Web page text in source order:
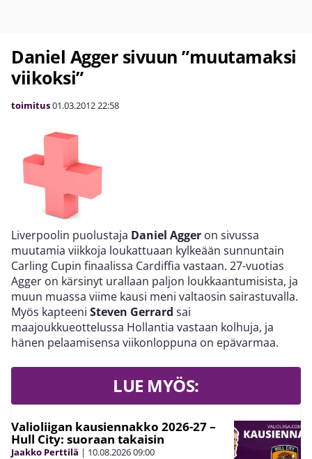
Daniel Agger sivuun ”muutamaksi
viikoksi”
toimitus01.03.201222:58
Liverpoolin puolustaja Daniel Agger on sivussa
muutamia viikkoja loukattuaan kylkeään sunnuntain
Carling Cupin finaalissa Cardiffia vastaan. 27-vuotias
Agger on kärsinyt urallaan paljon loukkaantumisista, ja
muun muassa viime kausi meni valtaosin sairastuvalla.
Myös kapteeni Steven Gerrard sai
maajoukkueottelussa Hollantia vastaan kolhuja, ja
hänen pelaamisensa viikonloppuna on epävarmaa.
LUE MYÖS:
Valioliigan kausiennakko 2026-27 –
Hull City: suoraan takaisin
Jaakko Perttilä | 10.08.202609:00